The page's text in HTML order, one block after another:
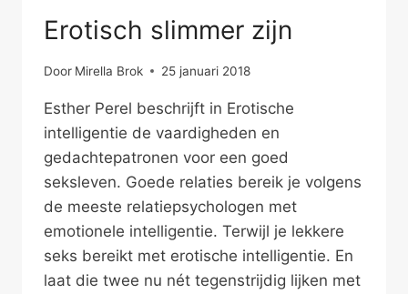
Erotisch slimmer zijn
Door Mirella Brok 25 januari 2018
Esther Perel beschrijft in Erotische
intelligentie de vaardigheden en
gedachtepatronen voor een goed
seksleven. Goede relaties bereik je volgens
de meeste relatiepsychologen met
emotionele intelligentie. Terwijl je lekkere
seks bereikt met erotische intelligentie. En
laat die twee nu nét tegenstrijdig lijken met